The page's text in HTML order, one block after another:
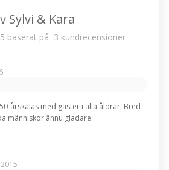
Sylvi & Kara
5 baserat på 3 kundrecensioner
årskalas med gäster i alla åldrar. Bred
människor ännu gladare.